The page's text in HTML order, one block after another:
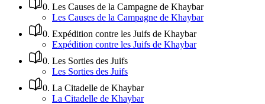
0. Les Causes de la Campagne de Khaybar
Les Causes de la Campagne de Khaybar
0. Expédition contre les Juifs de Khaybar
Expédition contre les Juifs de Khaybar
0. Les Sorties des Juifs
Les Sorties des Juifs
0. La Citadelle de Khaybar
La Citadelle de Khaybar